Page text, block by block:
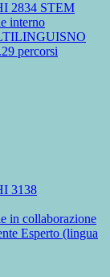
2834 STEM
interno
percorsi
3138
in collaborazione
Esperto (lingua